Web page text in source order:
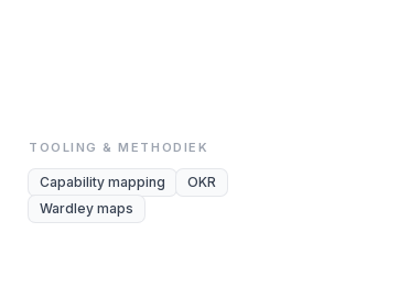
TOOLING & METHODIEK
Capability mapping
OKR
Wardley maps